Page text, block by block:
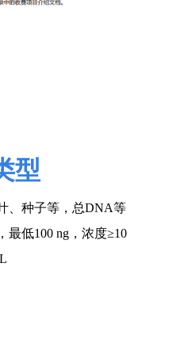
型
、种子等，总DNA等
最低100 ng，浓度≥10